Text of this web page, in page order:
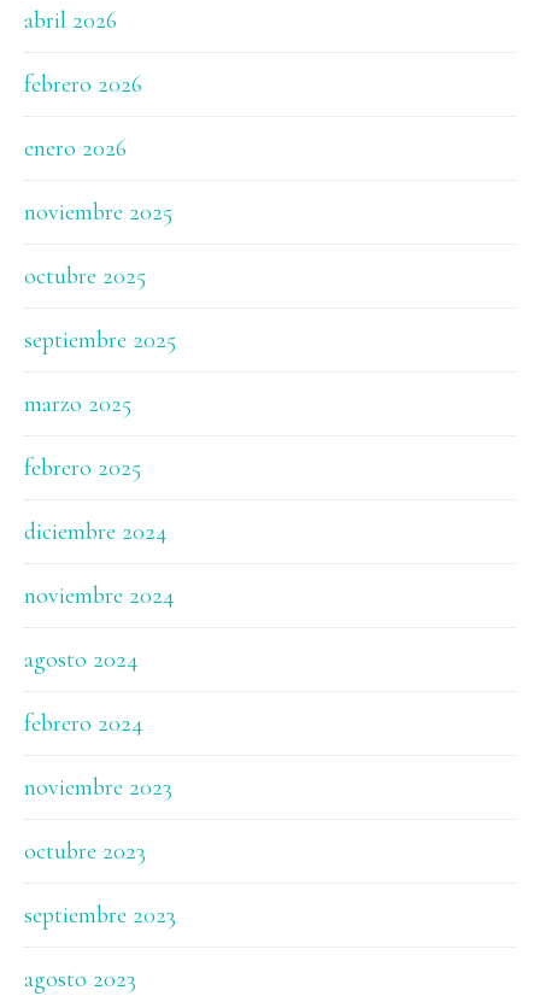
abril 2026
febrero 2026
enero 2026
noviembre 2025
octubre 2025
septiembre 2025
marzo 2025
febrero 2025
diciembre 2024
noviembre 2024
agosto 2024
febrero 2024
noviembre 2023
octubre 2023
septiembre 2023
agosto 2023